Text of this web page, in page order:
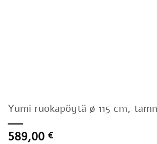
Yumi ruokapöytä ø 115 cm,
589,00 €